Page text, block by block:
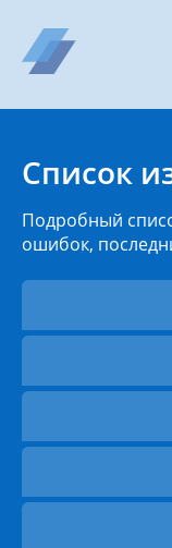
Список
Подробный
ошибок,